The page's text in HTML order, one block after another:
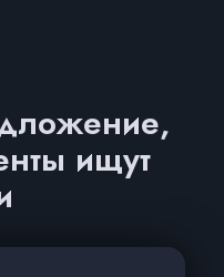
ищут